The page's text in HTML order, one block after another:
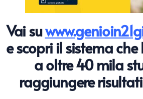
Vai su
e scopri il sistema
a oltre 40 mila
raggiungere